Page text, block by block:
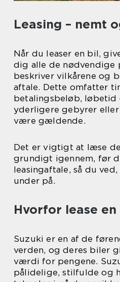
Leasing – nemt
Når du leaser en bil,
dig alle de nødvendige
beskriver vilkårene og
aftale. Dette omfatter
betalingsbeløb, løbetid
yderligere gebyrer
være gældende.
Det er vigtigt at læse
grundigt igennem, før
leasingaftale, så du
under på.
Hvorfor lease en
Suzuki er en af de
verden, og deres biler
værdi for pengene.
pålidelige, stilfulde og